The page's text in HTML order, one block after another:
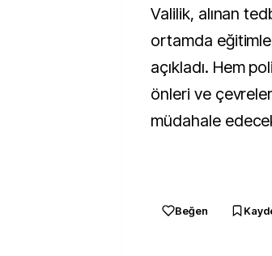
Valilik, alınan
ortamda
açıkladı. Hem
önleri ve
müdahale
Beğen